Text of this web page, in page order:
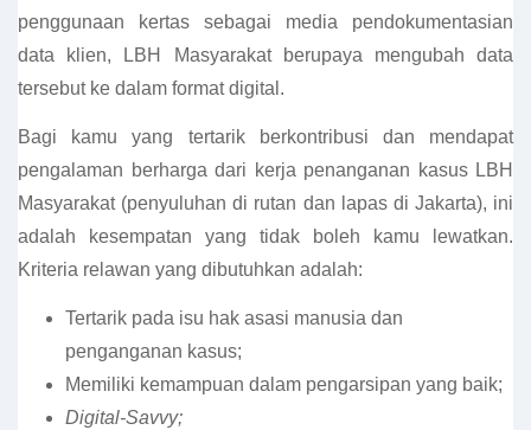
penggunaan kertas sebagai media pendokumentasian
data klien, LBH Masyarakat berupaya mengubah data
tersebut ke dalam format digital.
Bagi kamu yang tertarik berkontribusi dan mendapat
pengalaman berharga dari kerja penanganan kasus LBH
Masyarakat (penyuluhan di rutan dan lapas di Jakarta), ini
adalah kesempatan yang tidak boleh kamu lewatkan.
Kriteria relawan yang dibutuhkan adalah:
Tertarik pada isu hak asasi manusia dan
penganganan kasus;
Memiliki kemampuan dalam pengarsipan yang baik;
Digital-Savvy;